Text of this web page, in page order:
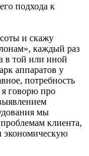
подхода к
и скажу
каждый раз
в той или иной
аппаратов у
потребность
говорю про
мы
клиента,
экономическую